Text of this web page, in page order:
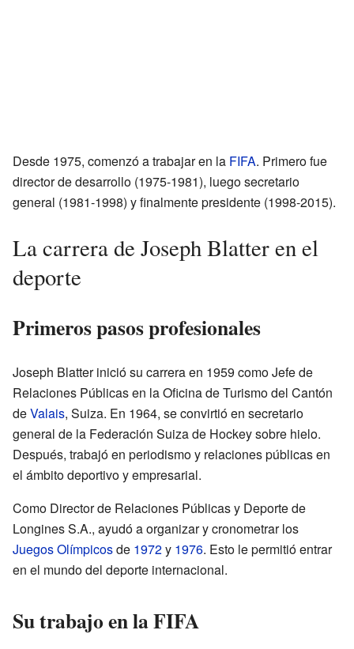
Desde 1975, comenzó a trabajar en la FIFA. Primero fue
director de desarrollo (1975-1981), luego secretario
general (1981-1998) y finalmente presidente (1998-2015).
La carrera de Joseph Blatter en el
deporte
Primeros pasos profesionales
Joseph Blatter inició su carrera en 1959 como Jefe de
Relaciones Públicas en la Oficina de Turismo del Cantón
deValais, Suiza. En 1964, se convirtió en secretario
general de la Federación Suiza de Hockey sobre hielo.
Después, trabajó en periodismo y relaciones públicas en
el ámbito deportivo y empresarial.
Como Director de Relaciones Públicas y Deporte de
Longines S.A., ayudó a organizar y cronometrar los
Juegos Olímpicosde 1972y 1976. Esto le permitió entrar
en el mundo del deporte internacional.
Su trabajo en la FIFA